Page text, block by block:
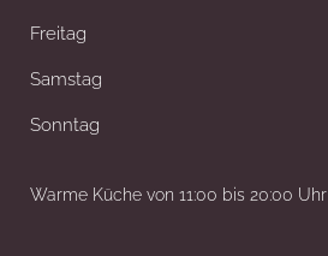
Freitag
Samstag
Sonntag
Warme Küche von 11:00 bis 20:00 Uhr